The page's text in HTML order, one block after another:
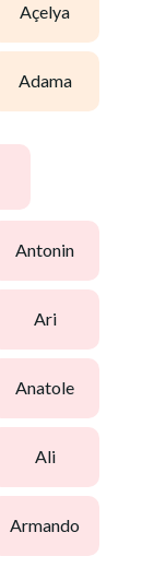
açelya
adama
antonin
ari
anatole
ali
armando